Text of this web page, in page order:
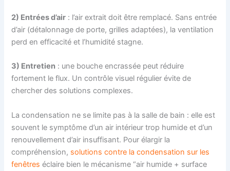
2) Entrées d’air : l’air extrait doit être remplacé. Sans entrée
d’air (détalonnage de porte, grilles adaptées), la ventilation
perd en efficacité et l’humidité stagne.
3) Entretien : une bouche encrassée peut réduire
fortement le flux. Un contrôle visuel régulier évite de
chercher des solutions complexes.
La condensation ne se limite pas à la salle de bain : elle est
souvent le symptôme d’un air intérieur trop humide et d’un
renouvellement d’air insuffisant. Pour élargir la
compréhension, solutions contre la condensation sur les
fenêtres éclaire bien le mécanisme “air humide + surface